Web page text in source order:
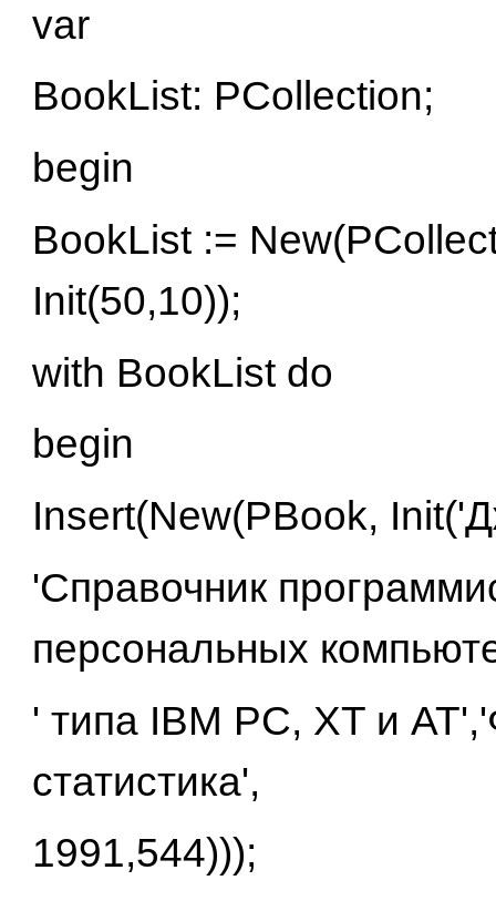
var
BookList: PCollection;
begin
BookList :=
Init(50,10));
with BookList do
begin
Insert(New(PBook,
'Справочник
персональных
' типа IBM PC, XT и
статистика',
1991,544)));